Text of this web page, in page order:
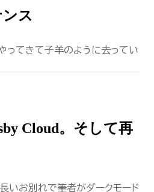
ス
ってきて子羊のように去ってい
Cloud。そして再
いお別れで筆者がダークモード